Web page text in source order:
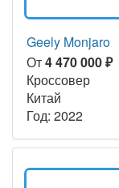
Geely Monjaro
От4 470 000 ₽
Кроссовер
Китай
Год: 2022